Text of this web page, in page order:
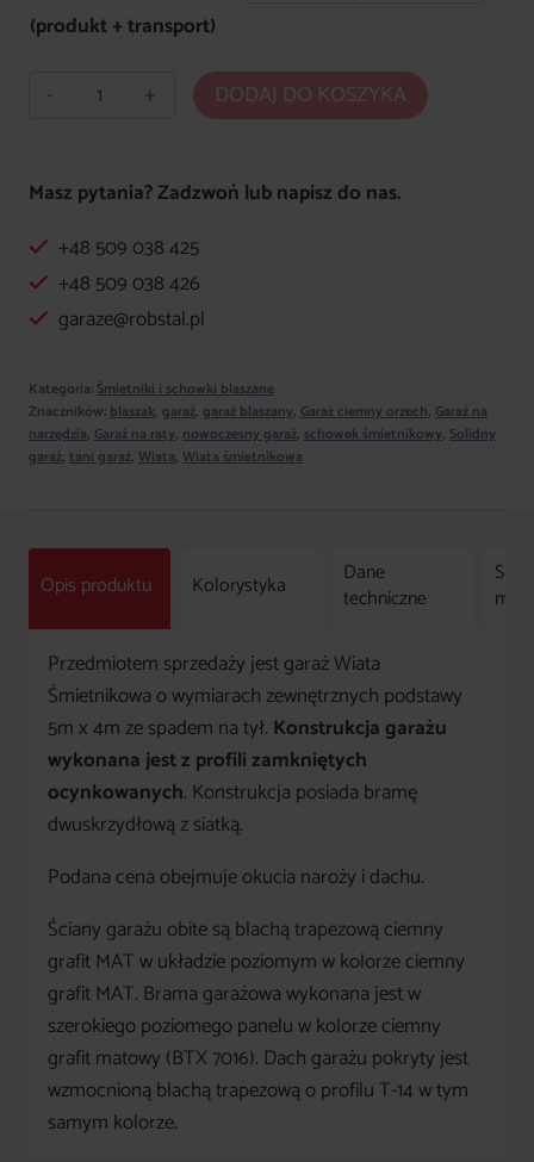
(produkt + transport)
ilość
5x4
grafit
MAT
PREMIUM
DODAJ DO KOSZYKA
Masz pytania? Zadzwoń lub napisz do nas.
+48 509 038 425
+48 509 038 426
garaze@robstal.pl
Kategoria:Śmietniki i schowki blaszane
Znaczników:blaszak, garaż, garaż blaszany, Garaż ciemny orzech, Garaż na
narzędzia, Garaż na raty, nowoczesny garaż, schowek śmietnikowy, Solidny
garaż, tani garaż, Wiata, Wiata śmietnikowa
Opis produktu Kolorystyka
Dane
techniczne
Przedmiotem sprzedaży jest garaż Wiata
Śmietnikowa o wymiarach zewnętrznych podstawy
5m x 4m ze spadem na tył. Konstrukcja garażu
wykonana jest z profili zamkniętych
ocynkowanych. Konstrukcja posiada bramę
dwuskrzydłową z siatką.
Podana cena obejmuje okucia naroży i dachu.
Ściany garażu obite są blachą trapezową ciemny
grafit MAT w układzie poziomym w kolorze ciemny
grafit MAT. Brama garażowa wykonana jest w
szerokiego poziomego panelu w kolorze ciemny
grafit matowy (BTX 7016). Dach garażu pokryty jest
wzmocnioną blachą trapezową o profilu T-14 w tym
samym kolorze.